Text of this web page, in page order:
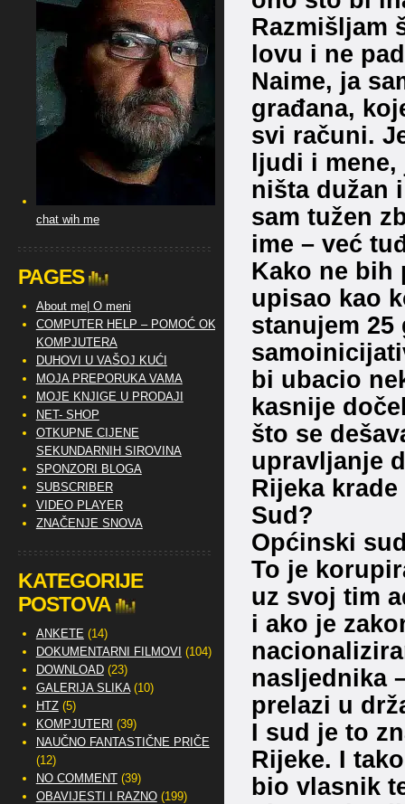
Razmišljam
lovu i ne
Naime, ja
građana,
svi računi.
ljudi i mene,
ništa dužan
sam tužen
ime – već
Kako ne bih
upisao kao
stanujem
bi ubacio
kasnije
što se
upravljanje
Rijeka
Sud?
Općinski
To je
uz svoj tim
i ako je
nasljednika
prelazi u
I sud je to
Rijeke. I
bio vlasnik
chat wih me
PAGES
About me| O meni
COMPUTER HELP – POMOĆ OKO
KOMPJUTERA
DUHOVI U VAŠOJ KUĆI
MOJA PREPORUKA VAMA
MOJE KNJIGE U PRODAJI
NET- SHOP
OTKUPNE CIJENE
SEKUNDARNIH SIROVINA
SPONZORI BLOGA
SUBSCRIBER
VIDEO PLAYER
ZNAČENJE SNOVA
KATEGORIJE
POSTOVA
ANKETE (14)
DOKUMENTARNI FILMOVI (104)
DOWNLOAD(23)
GALERIJA SLIKA(10)
HTZ(5)
KOMPJUTERI (39)
NAUČNO FANTASTIČNE PRIČE
(12)
NO COMMENT(39)
OBAVIJESTI I RAZNO(199)